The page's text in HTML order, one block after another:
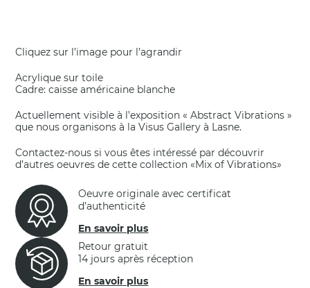
Cliquez sur l’image pour l’agrandir
Acrylique sur toile
Cadre: caisse américaine blanche
Actuellement visible à l’exposition « Abstract Vibrations »
que nous organisons à la Visus Gallery à Lasne.
Contactez-nous si vous êtes intéressé par découvrir
d’autres oeuvres de cette collection «Mix of Vibrations»
Oeuvre originale avec certificat
d’authenticité
En savoir plus
Retour gratuit
14 jours après réception
En savoir plus